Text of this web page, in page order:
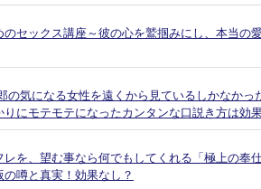
のセックス講座～彼の心を鷲掴みにし、本当
の気になる女性を遠くから見ているしかなか
りにモテモテになったカンタンな口説き方は効
レを、望む事なら何でもしてくれる「極上の奉
の噂と真実！効果なし？